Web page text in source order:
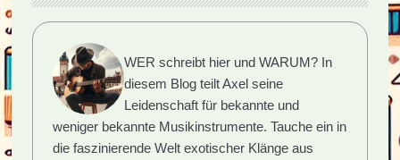
WER schreibt hier und WARUM? In
diesem Blog teilt Axel seine
Leidenschaft für bekannte und
weniger bekannte Musikinstrumente. Tauche ein in
die faszinierende Welt exotischer Klänge aus